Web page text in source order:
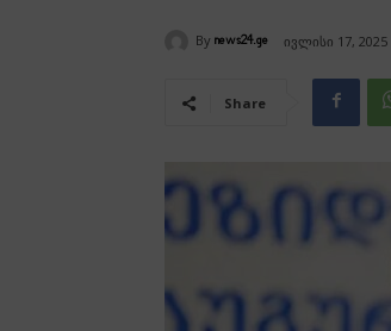
By news24.ge ივლისი 17, 2025
Share